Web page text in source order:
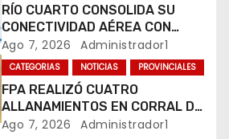
RÍO CUARTO CONSOLIDA SU
CONECTIVIDAD AÉREA CON
CUATRO VUELOS SEMANALES A
BUENOS AIRES
Ago 7, 2026 Administrador1
CATEGORIAS NOTICIAS PROVINCIALES
FPA REALIZÓ CUATRO
ALLANAMIENTOS EN CORRAL DE
BUSTOS-IFFLINGER
Ago 7, 2026 Administrador1